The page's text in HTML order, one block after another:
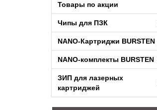
Товары по акции
Чипы для ПЗК
NANO-Картриджи BURSTEN
NANO-комплекты BURSTEN
ЗИП для лазерных
картриджей